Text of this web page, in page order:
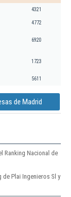
4321
4772
6920
1723
5611
de Madrid
Ranking Nacional de
Plai Ingenieros Sl y